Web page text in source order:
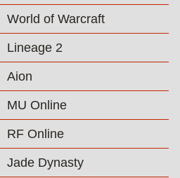
World of Warcraft
Lineage 2
Aion
MU Online
RF Online
Jade Dynasty